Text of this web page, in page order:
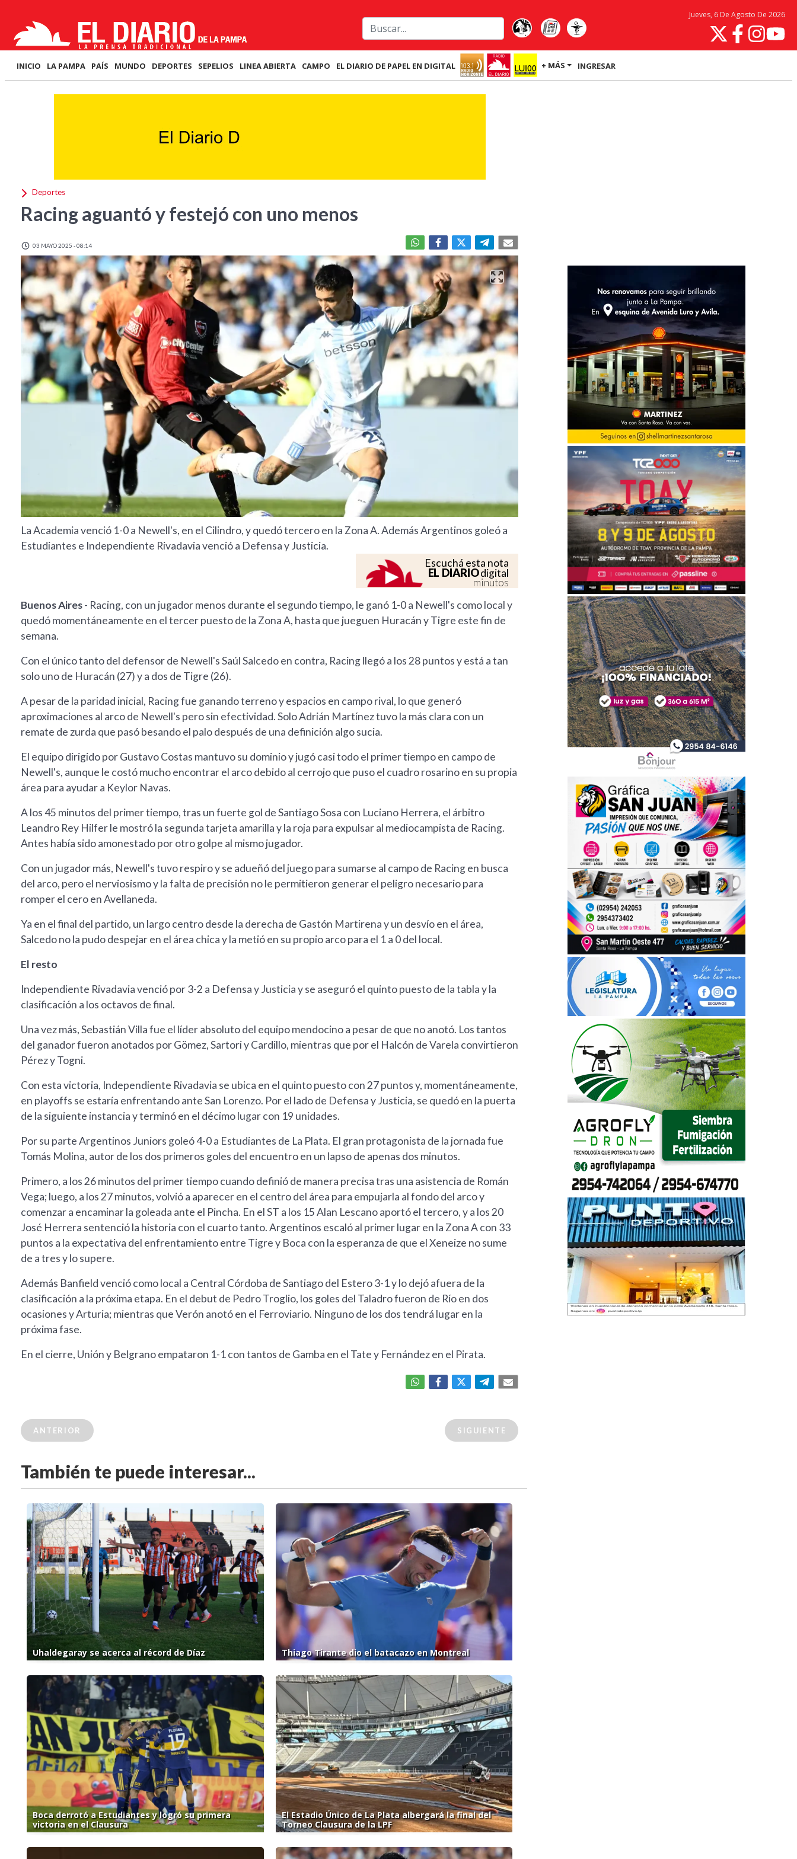
Jueves, 6 De Agosto De 2026
INICIO LA PAMPA PAÍS MUNDO DEPORTES SEPELIOS LINEA ABIERTA CAMPO EL DIARIO DE PAPEL EN DIGITAL + MÁS INGRESAR
Deportes
Racing aguantó y festejó con uno menos
03 MAYO 2025 - 08:14
La Academia venció 1-0 a Newell's, en el Cilindro, y quedó tercero en la Zona A. Además Argentinos goleó a
Estudiantes e Independiente Rivadavia venció a Defensa y Justicia.
Escuchá esta nota
EL DIARIOdigital
minutos
Buenos Aires- Racing, con un jugador menos durante el segundo tiempo, le ganó 1-0 a Newell's como local y
quedó momentáneamente en el tercer puesto de la Zona A, hasta que jueguen Huracán y Tigre este fin de
semana.
Con el único tanto del defensor de Newell's Saúl Salcedo en contra, Racing llegó a los 28 puntos y está a tan
solo uno de Huracán (27) y a dos de Tigre (26).
A pesar de la paridad inicial, Racing fue ganando terreno y espacios en campo rival, lo que generó
aproximaciones al arco de Newell's pero sin efectividad. Solo Adrián Martínez tuvo la más clara con un
remate de zurda que pasó besando el palo después de una definición algo sucia.
El equipo dirigido por Gustavo Costas mantuvo su dominio y jugó casi todo el primer tiempo en campo de
Newell's, aunque le costó mucho encontrar el arco debido al cerrojo que puso el cuadro rosarino en su propia
área para ayudar a Keylor Navas.
A los 45 minutos del primer tiempo, tras un fuerte gol de Santiago Sosa con Luciano Herrera, el árbitro
Leandro Rey Hilfer le mostró la segunda tarjeta amarilla y la roja para expulsar al mediocampista de Racing.
Antes había sido amonestado por otro golpe al mismo jugador.
Con un jugador más, Newell's tuvo respiro y se adueñó del juego para sumarse al campo de Racing en busca
del arco, pero el nerviosismo y la falta de precisión no le permitieron generar el peligro necesario para
romper el cero en Avellaneda.
Ya en el final del partido, un largo centro desde la derecha de Gastón Martirena y un desvío en el área,
Salcedo no la pudo despejar en el área chica y la metió en su propio arco para el 1 a 0 del local.
El resto
Independiente Rivadavia venció por 3-2 a Defensa y Justicia y se aseguró el quinto puesto de la tabla y la
clasificación a los octavos de final.
Una vez más, Sebastián Villa fue el líder absoluto del equipo mendocino a pesar de que no anotó. Los tantos
del ganador fueron anotados por Gömez, Sartori y Cardillo, mientras que por el Halcón de Varela convirtieron
Pérez y Togni.
Con esta victoria, Independiente Rivadavia se ubica en el quinto puesto con 27 puntos y, momentáneamente,
en playoffs se estaría enfrentando ante San Lorenzo. Por el lado de Defensa y Justicia, se quedó en la puerta
de la siguiente instancia y terminó en el décimo lugar con 19 unidades.
Por su parte Argentinos Juniors goleó 4-0 a Estudiantes de La Plata. El gran protagonista de la jornada fue
Tomás Molina, autor de los dos primeros goles del encuentro en un lapso de apenas dos minutos.
Primero, a los 26 minutos del primer tiempo cuando definió de manera precisa tras una asistencia de Román
Vega; luego, a los 27 minutos, volvió a aparecer en el centro del área para empujarla al fondo del arco y
comenzar a encaminar la goleada ante el Pincha. En el ST a los 15 Alan Lescano aportó el tercero, y a los 20
José Herrera sentenció la historia con el cuarto tanto. Argentinos escaló al primer lugar en la Zona A con 33
puntos a la expectativa del enfrentamiento entre Tigre y Boca con la esperanza de que el Xeneize no sume
de a tres y lo supere.
Además Banfield venció como local a Central Córdoba de Santiago del Estero 3-1 y lo dejó afuera de la
clasificación a la próxima etapa. En el debut de Pedro Troglio, los goles del Taladro fueron de Río en dos
ocasiones y Arturia; mientras que Verón anotó en el Ferroviario. Ninguno de los dos tendrá lugar en la
próxima fase.
En el cierre, Unión y Belgrano empataron 1-1 con tantos de Gamba en el Tate y Fernández en el Pirata.
ANTERIOR SIGUIENTE
También te puede interesar...
Uhaldegaray se acerca al récord de Díaz Thiago Tirante dio el batacazo en Montreal
Boca derrotó a Estudiantes y logró su primera
victoria en el Clausura
El Estadio Único de La Plata albergará la final del
Torneo Clausura de la LPF